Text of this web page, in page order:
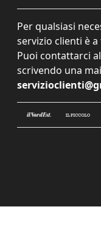
Per qualsiasi
servizio clienti è
Puoi contattarci
scrivendo una